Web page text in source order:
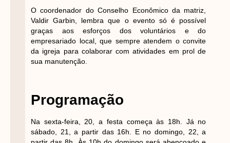
O coordenador do Conselho Econômico da matriz,
Valdir Garbin, lembra que o evento só é possível
graças aos esforços dos voluntários e do
empresariado local, que sempre atendem o convite
da igreja para colaborar com atividades em prol de
sua manutenção.
Programação
Na sexta-feira, 20, a festa começa às 18h. Já no
sábado, 21, a partir das 16h. E no domingo, 22, a